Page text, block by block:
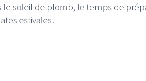
soleil de plomb, le temps de
estivales!